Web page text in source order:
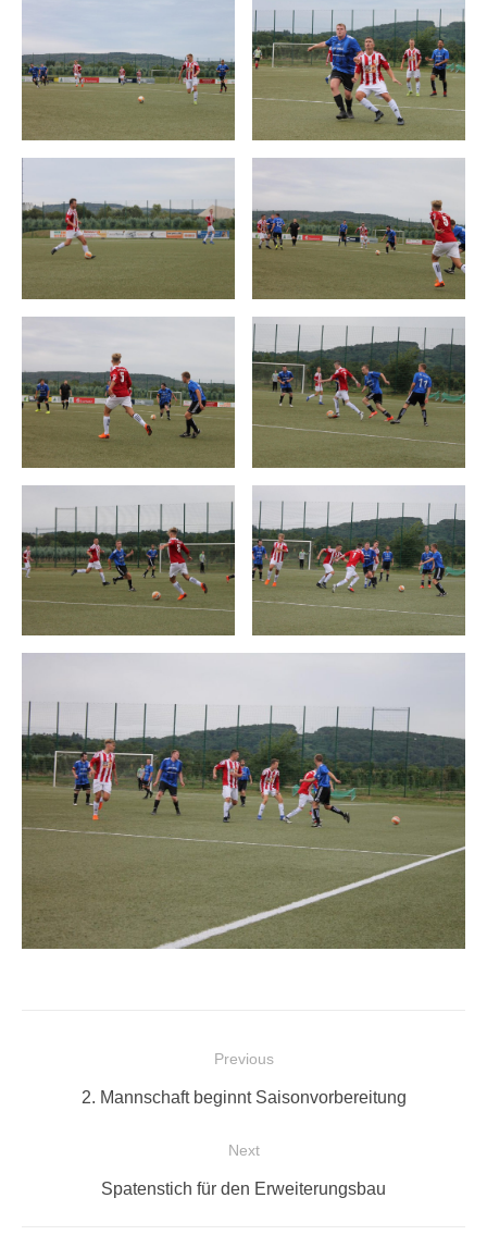
Beitragsnavigation
Previous
Previous
2. Mannschaft beginnt Saisonvorbereitung
Next
Next
Spatenstich für den Erweiterungsbau